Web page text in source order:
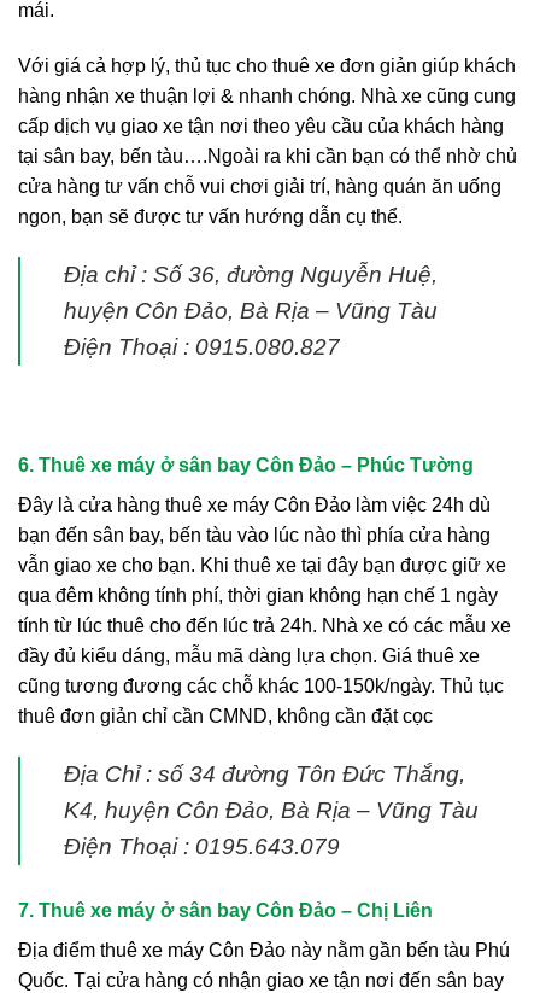
mái.
Với giá cả hợp lý, thủ tục cho thuê xe đơn giản giúp khách
hàng nhận xe thuận lợi & nhanh chóng. Nhà xe cũng cung
cấp dịch vụ giao xe tận nơi theo yêu cầu của khách hàng
tại sân bay, bến tàu….Ngoài ra khi cần bạn có thể nhờ chủ
cửa hàng tư vấn chỗ vui chơi giải trí, hàng quán ăn uống
ngon, bạn sẽ được tư vấn hướng dẫn cụ thể.
Địa chỉ : Số 36, đường Nguyễn Huệ,
huyện Côn Đảo, Bà Rịa – Vũng Tàu
Điện Thoại : 0915.080.827
6. Thuê xe máy ở sân bay Côn Đảo – Phúc Tường
Đây là cửa hàng thuê xe máy Côn Đảo làm việc 24h dù
bạn đến sân bay, bến tàu vào lúc nào thì phía cửa hàng
vẫn giao xe cho bạn. Khi thuê xe tại đây bạn được giữ xe
qua đêm không tính phí, thời gian không hạn chế 1 ngày
tính từ lúc thuê cho đến lúc trả 24h. Nhà xe có các mẫu xe
đầy đủ kiểu dáng, mẫu mã dàng lựa chọn. Giá thuê xe
cũng tương đương các chỗ khác 100-150k/ngày. Thủ tục
thuê đơn giản chỉ cần CMND, không cần đặt cọc
Địa Chỉ : số 34 đường Tôn Đức Thắng,
K4, huyện Côn Đảo, Bà Rịa – Vũng Tàu
Điện Thoại : 0195.643.079
7. Thuê xe máy ở sân bay Côn Đảo – Chị Liên
Địa điểm thuê xe máy Côn Đảo này nằm gần bến tàu Phú
Quốc. Tại cửa hàng có nhận giao xe tận nơi đến sân bay